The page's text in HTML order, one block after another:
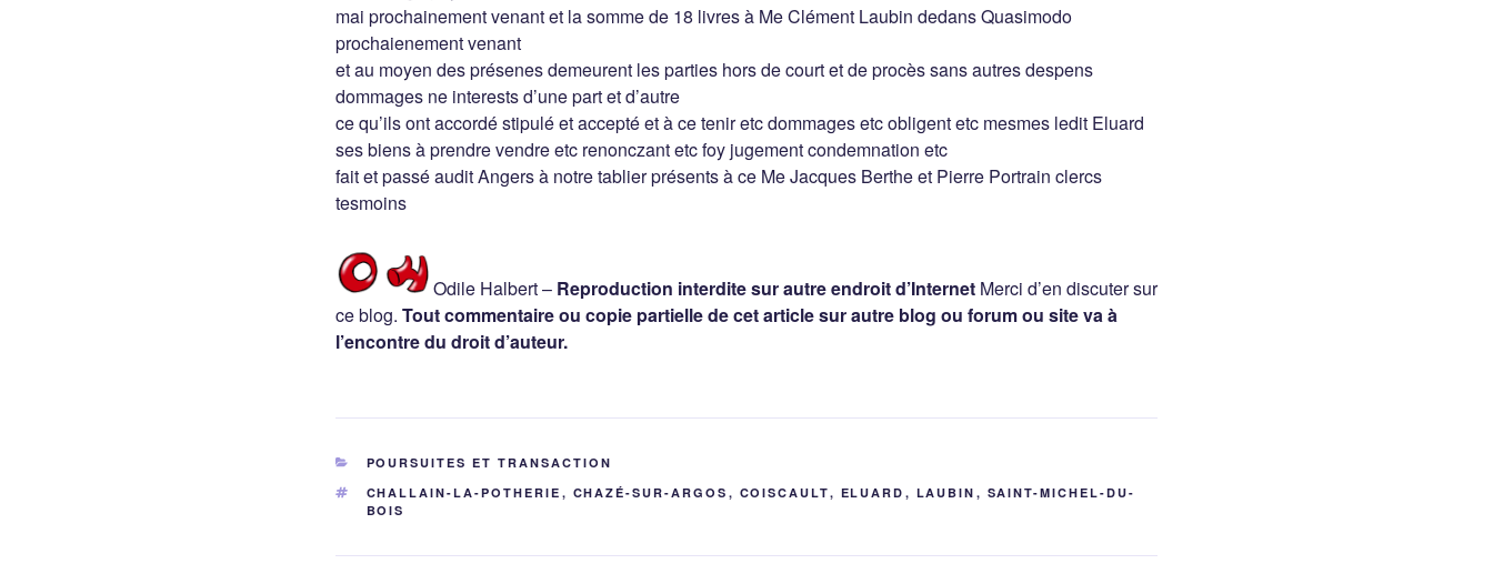
mai prochainement venant et la somme de 18 livres à Me Clément Laubin dedans Quasimodo
prochaienement venant
et au moyen des présenes demeurent les parties hors de court et de procès sans autres despens
dommages ne interests d’une part et d’autre
ce qu’ils ont accordé stipulé et accepté et à ce tenir etc dommages etc obligent etc mesmes ledit Eluard
ses biens à prendre vendre etc renonczant etc foy jugement condemnation etc
fait et passé audit Angers à notre tablier présents à ce Me Jacques Berthe et Pierre Portrain clercs
tesmoins
Odile Halbert – Reproduction interdite sur autre endroit d’Internet Merci d’en discuter sur
ce blog. Tout commentaire ou copie partielle de cet article sur autre blog ou forum ou site va à
l’encontre du droit d’auteur.
CATÉGORIES
POURSUITES ET TRANSACTION
ÉTIQUETTES
CHALLAIN-LA-POTHERIE , CHAZÉ-SUR-ARGOS , COISCAULT, ELUARD , LAUBIN , SAINT-MICHEL-DU-
BOIS